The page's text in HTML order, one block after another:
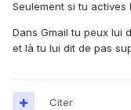
Seulement si tu
Dans Gmail tu peux lui
et là tu lui dit de pas
Citer